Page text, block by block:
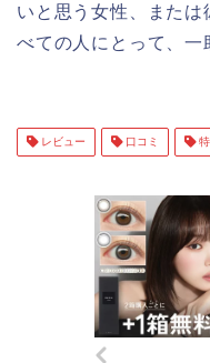
いと思う女性、また
べての人にとって、一
レビュー 口コミ 特